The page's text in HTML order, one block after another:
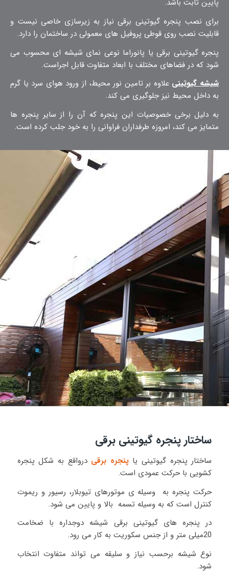
پایین ثابت باشد.
برای نصب پنجره گیوتینی برقی نیاز به زیرسازی خاصی نیست و
قابلیت نصب روی قوطی پروفیل های معمولی در ساختمان را دارد.
پنجره گیوتینی برقی یا پانوراما نوعی نمای شیشه ای محسوب می
شود که در فضاهای مختلف با ابعاد متفاوت قابل اجراست.
شیشه گیوتینی علاوه بر تامین نور محیط، از ورود هوای سرد یا گرم
به داخل محیط نیز جلوگیری می کند.
به دلیل برخی خصوصیات این پنجره که آن را از سایر پنجره ها
متمایز می کند، امروزه طرفداران فراوانی را به خود جلب کرده است.
ساختار پنجره گیوتینی برقی
ساختار پنجره گیوتینی یاپنجره برقی درواقع به شکل پنجره
کشویی با حرکت عمودی است.
حرکت پنجره به وسیله ی موتورهای تیوبلار، رسیور و ریموت
کنترل است که به وسیله تسمه بالا و پایین می شود.
در پنجره های گیوتینی برقی شیشه دوجداره با ضخامت
20میلی متر و از جنس سکوریت به کار می رود.
نوع شیشه برحسب نیاز و سلیقه می تواند متفاوت انتخاب
شود.